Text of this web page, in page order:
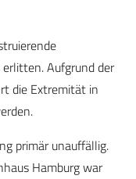
Aufgrund der
die Extremität in
primär unauffällig.
Hamburg war